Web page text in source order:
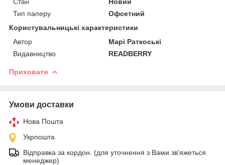
Тип паперу
Офсетний
Користувальницькі характеристики
Автор
Марі Раткоські
Видавництво
READBERRY
Приховати
Умови доставки
Нова Пошта
Укрпошта
Відправка за кордон. (для уточнення з Вами зв'яжеться
менеджер)